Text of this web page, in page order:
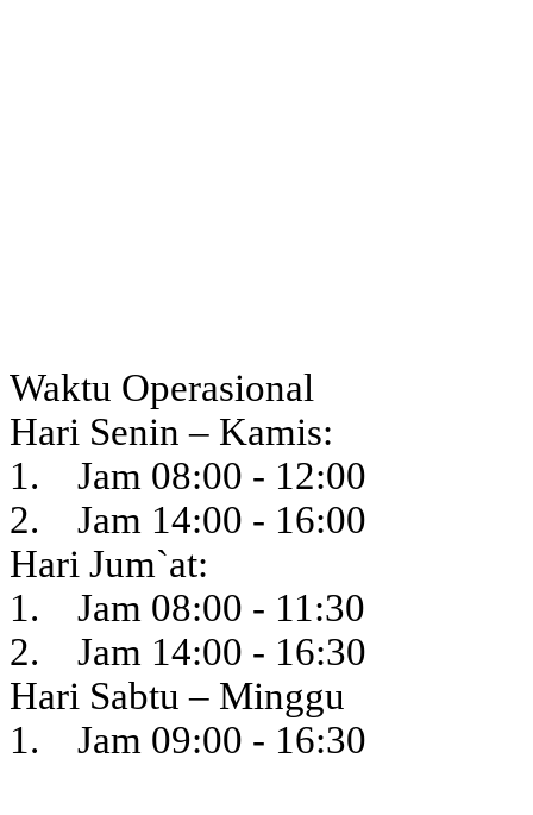
Waktu Operasional
Hari Senin – Kamis:
1. Jam 08:00 - 12:00
2. Jam 14:00 - 16:00
Hari Jum`at:
1. Jam 08:00 - 11:30
2. Jam 14:00 - 16:30
Hari Sabtu – Minggu
1. Jam 09:00 - 16:30